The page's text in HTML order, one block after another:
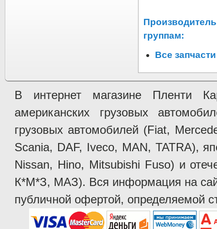
группам:
Все
В интернет магазине Пленти
американских грузовых
грузовых автомобилей (Fiat,
Scania, DAF, Iveco, MAN, TATRA),
Nissan, Hino, Mitsubishi Fuso) и
К*М*З, МАЗ). Вся информация на
публичной офертой, определяемой